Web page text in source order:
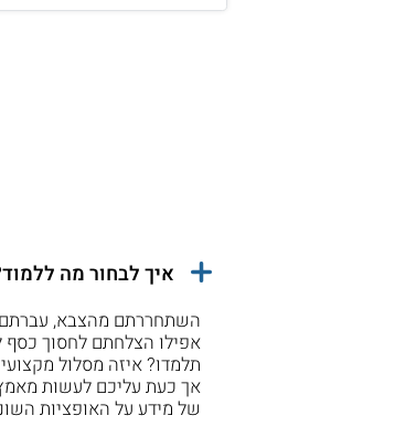
איך לבחור מה
השתחררתם מהצבא, עברתם
אפילו הצלחתם לחסוך
תלמדו? איזה מסלול
אך כעת עליכם לעשות
של מידע על האופציות